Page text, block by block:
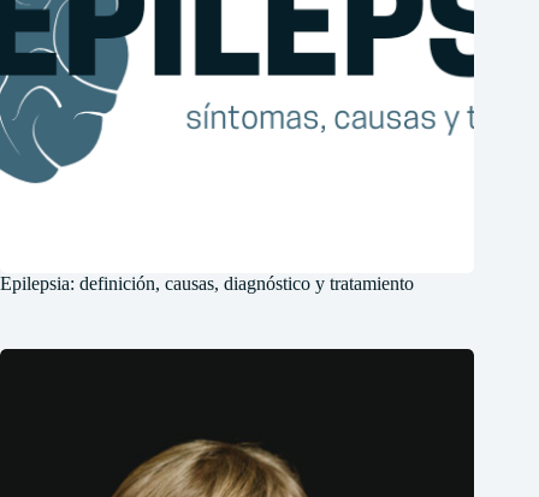
Epilepsia: definición, causas, diagnóstico y tratamiento